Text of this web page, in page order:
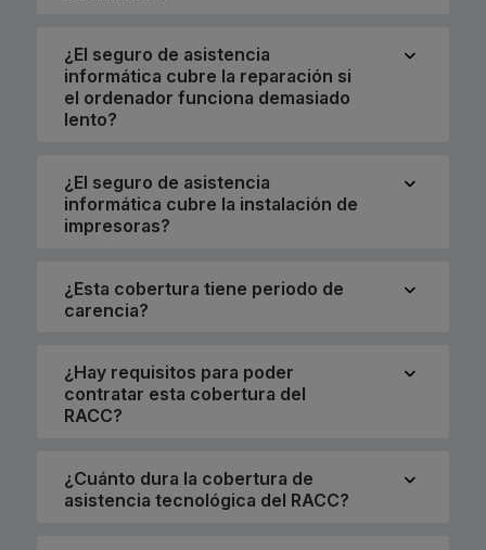
¿El seguro de asistencia
informática cubre la reparación si
el ordenador funciona demasiado
lento?
¿El seguro de asistencia
informática cubre la instalación de
impresoras?
¿Esta cobertura tiene periodo de
carencia?
¿Hay requisitos para poder
contratar esta cobertura del
RACC?
¿Cuánto dura la cobertura de
asistencia tecnológica del RACC?